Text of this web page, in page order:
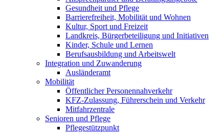
Gesundheit und Pflege
Barrierefreiheit, Mobilität und Wohnen
Kultur, Sport und Freizeit
Landkreis, Bürgerbeteiligung und Initiativen
Kinder, Schule und Lernen
Berufsausbildung und Arbeitswelt
Integration und Zuwanderung
Ausländeramt
Mobilität
Öffentlicher Personennahverkehr
KFZ-Zulassung, Führerschein und Verkehr
Mitfahrzentrale
Senioren und Pflege
Pflegestützpunkt